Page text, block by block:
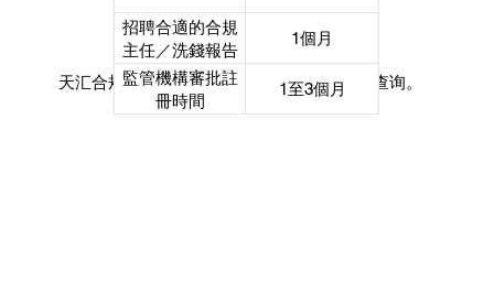
天汇合规将全程协助跟进及处理监管机构的查询。
招聘合適的合規
主任／洗錢報告
主任（如適用）
1個月
監管機構審批註
冊時間
1至3個月